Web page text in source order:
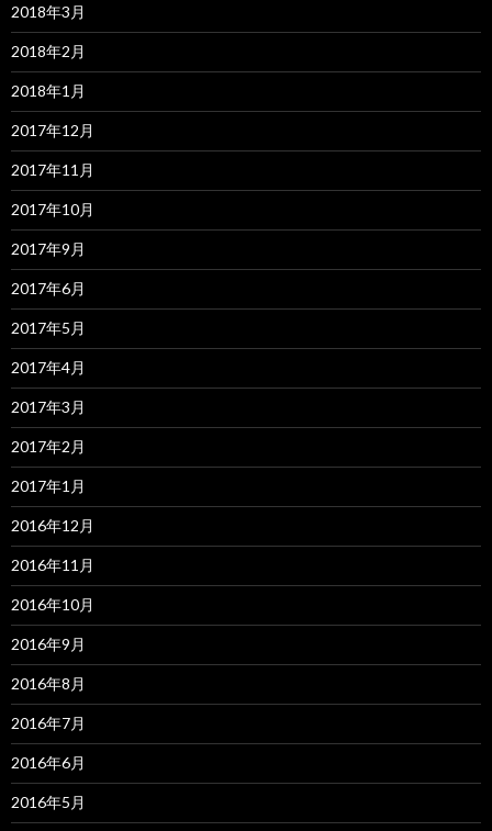
2018年3月
2018年2月
2018年1月
2017年12月
2017年11月
2017年10月
2017年9月
2017年6月
2017年5月
2017年4月
2017年3月
2017年2月
2017年1月
2016年12月
2016年11月
2016年10月
2016年9月
2016年8月
2016年7月
2016年6月
2016年5月